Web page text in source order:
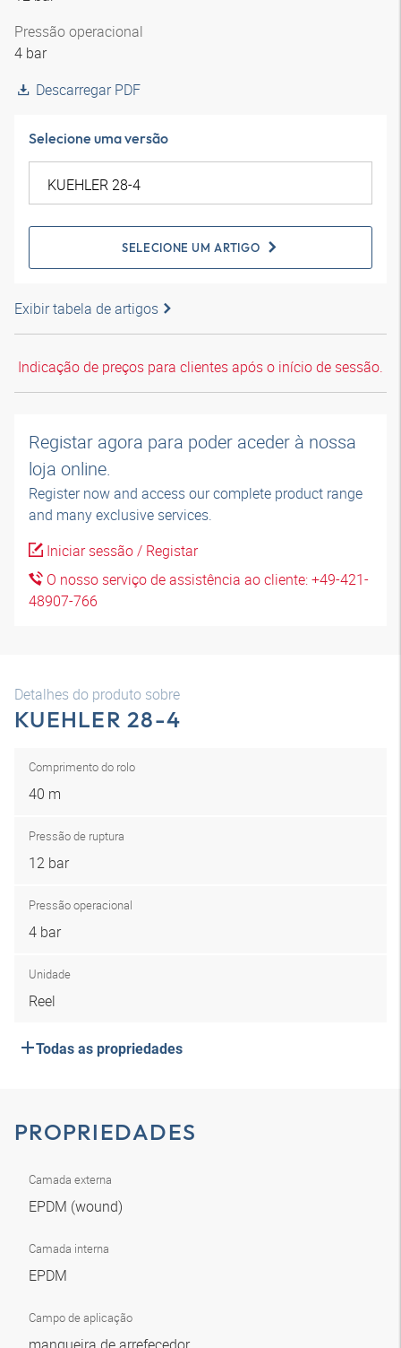
Pressão operacional
4 bar
Descarregar PDF
Selecione uma versão
SELECIONE UM ARTIGO
Exibir tabela de artigos
Indicação de preços para clientes após o início de sessão.
Registar agora para poder aceder à nossa
loja online.
Register now and access our complete product range
and many exclusive services.
Iniciar sessão / Registar
O nosso serviço de assistência ao cliente: +49-421-
48907-766
Detalhes do produto sobre
KUEHLER 28-4
Comprimento do rolo
40 m
Pressão de ruptura
12 bar
Pressão operacional
4 bar
Unidade
Reel
Todas as propriedades
PROPRIEDADES
Camada externa
EPDM (wound)
Camada interna
EPDM
Campo de aplicação